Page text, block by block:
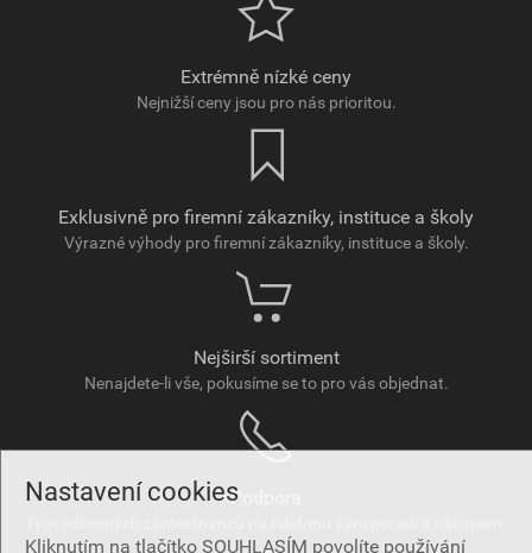
Nastavení cookies
Kliknutím na tlačítko SOUHLASÍM povolíte používání
Extrémně nízké ceny
Nejnižší ceny jsou pro nás prioritou.
Exklusivně pro firemní zákazníky, instituce a školy
Výrazné výhody pro firemní zákazníky, instituce a školy.
Nejširší sortiment
Nenajdete-li vše, pokusíme se to pro vás objednat.
Podpora